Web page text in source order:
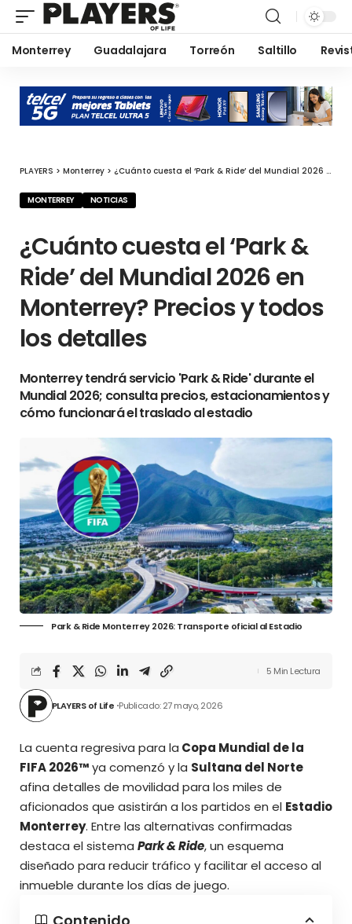
Monterrey Guadalajara Torreón Saltillo
PLAYERS > Monterrey > ¿Cuánto cuesta el ‘Park & Ride’ del Mundial 2026 en Monterrey? Precios y todos los detalles
MONTERREY NOTICIAS
¿Cuánto cuesta el ‘Park &
Ride’ del Mundial 2026 en
Monterrey? Precios y todos
los detalles
Monterrey tendrá servicio 'Park & Ride' durante el
Mundial 2026; consulta precios, estacionamientos y
cómo funcionará el traslado al estadio
Park & Ride Monterrey 2026: Transporte oficial al Estadio
PLAYERS of Life Publicado: 27 mayo, 2026
5 Min Lectura
La cuenta regresiva para la Copa Mundial de la
FIFA 2026™ya comenzó y la Sultana del Norte
afina detalles de movilidad para los miles de
aficionados que asistirán a los partidos en el Estadio
Monterrey. Entre las alternativas confirmadas
destaca el sistema Park & Ride, un esquema
diseñado para reducir tráfico y facilitar el acceso al
inmueble durante los días de juego.